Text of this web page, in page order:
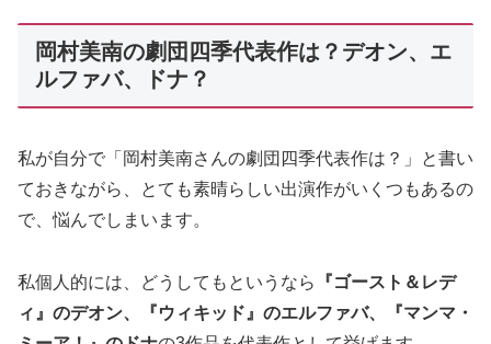
岡村美南の劇団四季代表作は？デオン、エ
ルファバ、ドナ？
私が自分で「岡村美南さんの劇団四季代表作は？」と書い
ておきながら、とても素晴らしい出演作がいくつもあるの
で、悩んでしまいます。
私個人的には、どうしてもというなら
『ゴースト＆レデ
ィ』のデオン、『ウィキッド』のエルファバ、『マンマ・